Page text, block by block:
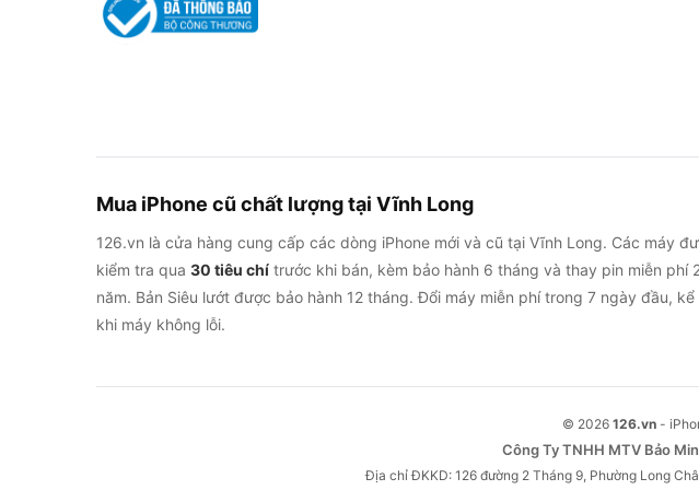
ngày một lần sạc là dư.
Hiệu năng còn dư cho nhu cầu phổ thông.Chip
họa cao. Người dùng phản hồi “mọi thứ chạy
nhiều năm sử dụng.
trước đây chỉ có ở bản cao cấp hơn. Với người chỉ
không có lý do phải lên đời camera đắt tiền hơn.
Mua iPhone cũ chất lượng tại Vĩnh Long
126.vn là cửa hàng cung cấp các dòng iPhone mới và cũ tại Vĩnh Long. Các máy
kiểm tra qua 30 tiêu chí trước khi bán, kèm bảo hành 6 tháng và thay pin miễn phí
năm. Bản Siêu lướt được bảo hành 12 tháng. Đổi máy miễn phí trong 7 ngày đầu, kể
khi máy không lỗi.
© 2026 126.vn-
Công Ty TNHH MTV Bảo
Địa chỉ ĐKKD: 126 đường 2 Tháng 9, Phường Long